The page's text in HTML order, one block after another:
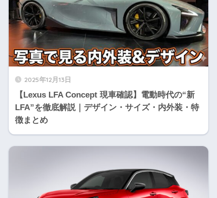
2025年12月13日
【Lexus LFA Concept 現車確認】電動時代の“新
LFA”を徹底解説｜デザイン・サイズ・内外装・特
徴まとめ